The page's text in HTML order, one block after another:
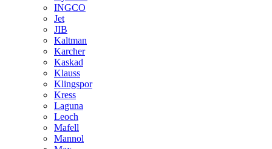
INGCO
Jet
JIB
Kaltman
Karcher
Kaskad
Klauss
Klingspor
Kress
Laguna
Leoch
Mafell
Mannol